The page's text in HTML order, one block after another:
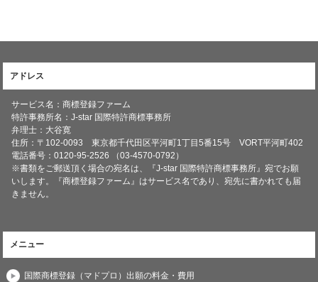
アドレス
サービス名：商標登録ファーム
特許事務所名：J-star 国際特許商標事務所
弁理士：大谷寛
住所：〒102-0093 東京都千代田区平河町1丁目5番15号 VORT平河町402
電話番号：0120-95-2526 （03-4570-0792）
※書類をご郵送頂く場合の宛名は、『J-star 国際特許商標事務所』宛でお願
いします。『商標登録ファーム』はサービス名であり、宛先に書かれても届
きません。
メニュー
国際商標登録（マドプロ）出願の料金・費用